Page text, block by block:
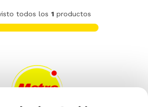
todos los 1 productos